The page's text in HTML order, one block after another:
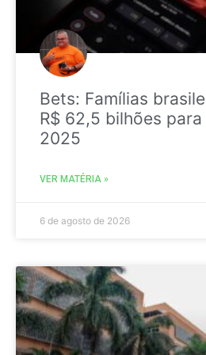
Bets: Famílias
R$ 62,5 bilhões
2025
VER MATÉRIA »
6 de agosto de 2026